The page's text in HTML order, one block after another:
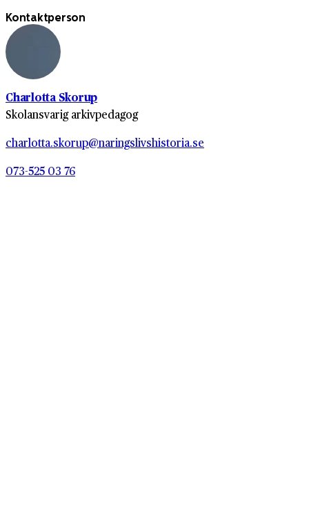
Kontaktperson
Charlotta Skorup
Skolansvarig arkivpedagog
charlotta.skorup@naringslivshistoria.se
073-525 03 76